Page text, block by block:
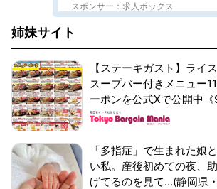
スポンサー：求人ボックス
姉妹サイト
【ステーキガスト】ライ
スープバー付きメニュー
ーポンを公式Xで公開中《
「多指症」で生まれた娘
い私。産後初めての夜、
げてるのを見て...(静岡県